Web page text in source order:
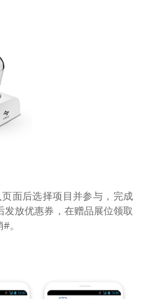
面后选择项目并参与，完成
放优惠券，在赠品展位领取
。